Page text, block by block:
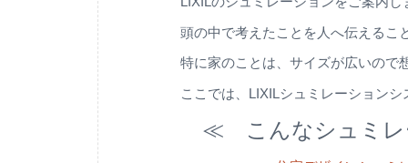
頭の中で考えたことを人へ伝えるこ
特に家のことは、サイズが広いので
ここでは、LIXILシュミレーション
≪ こんなシュミ